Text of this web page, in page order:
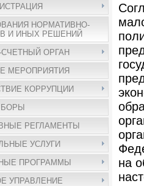
НОРМАТИВНО-
И ИНЫХ РЕШЕНИЙ
ОРГАН
МЕРОПРИЯТИЯ
КОРРУПЦИИ
РЕГЛАМЕНТЫ
УСЛУГИ
ПРОГРАММЫ
УПРАВЛЕНИЕ
на